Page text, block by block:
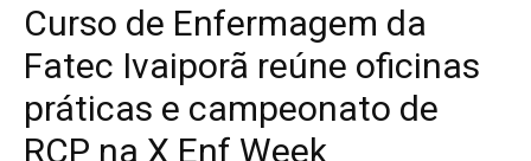
Curso de Enfermagem da
Fatec Ivaiporã reúne oficinas
práticas e campeonato de
RCP na X Enf Week